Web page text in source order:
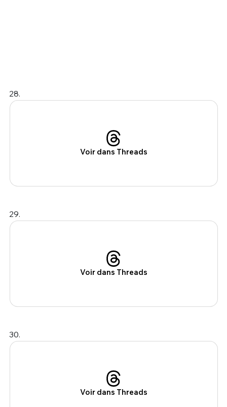
28.
Voir dans Threads
29.
Voir dans Threads
30.
Voir dans Threads